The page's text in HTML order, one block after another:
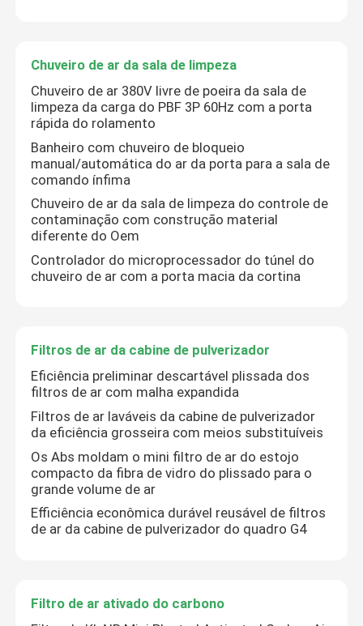
Casa
Sobre nós
Chuveiro de ar da sala de limpeza
Chuveiro de ar 380V livre de poeira da sala de
limpeza da carga do PBF 3P 60Hz com a porta
rápida do rolamento
Banheiro com chuveiro de bloqueio
manual/automática do ar da porta para a sala de
comando ínfima
Chuveiro de ar da sala de limpeza do controle de
contaminação com construção material
diferente do Oem
Controlador do microprocessador do túnel do
chuveiro de ar com a porta macia da cortina
Filtros de ar da cabine de pulverizador
Eficiência preliminar descartável plissada dos
filtros de ar com malha expandida
Filtros de ar laváveis da cabine de pulverizador
da eficiência grosseira com meios substituíveis
Os Abs moldam o mini filtro de ar do estojo
compacto da fibra de vidro do plissado para o
grande volume de ar
Efficiência econômica durável reusável de filtros
de ar da cabine de pulverizador do quadro G4
Filtro de ar ativado do carbono